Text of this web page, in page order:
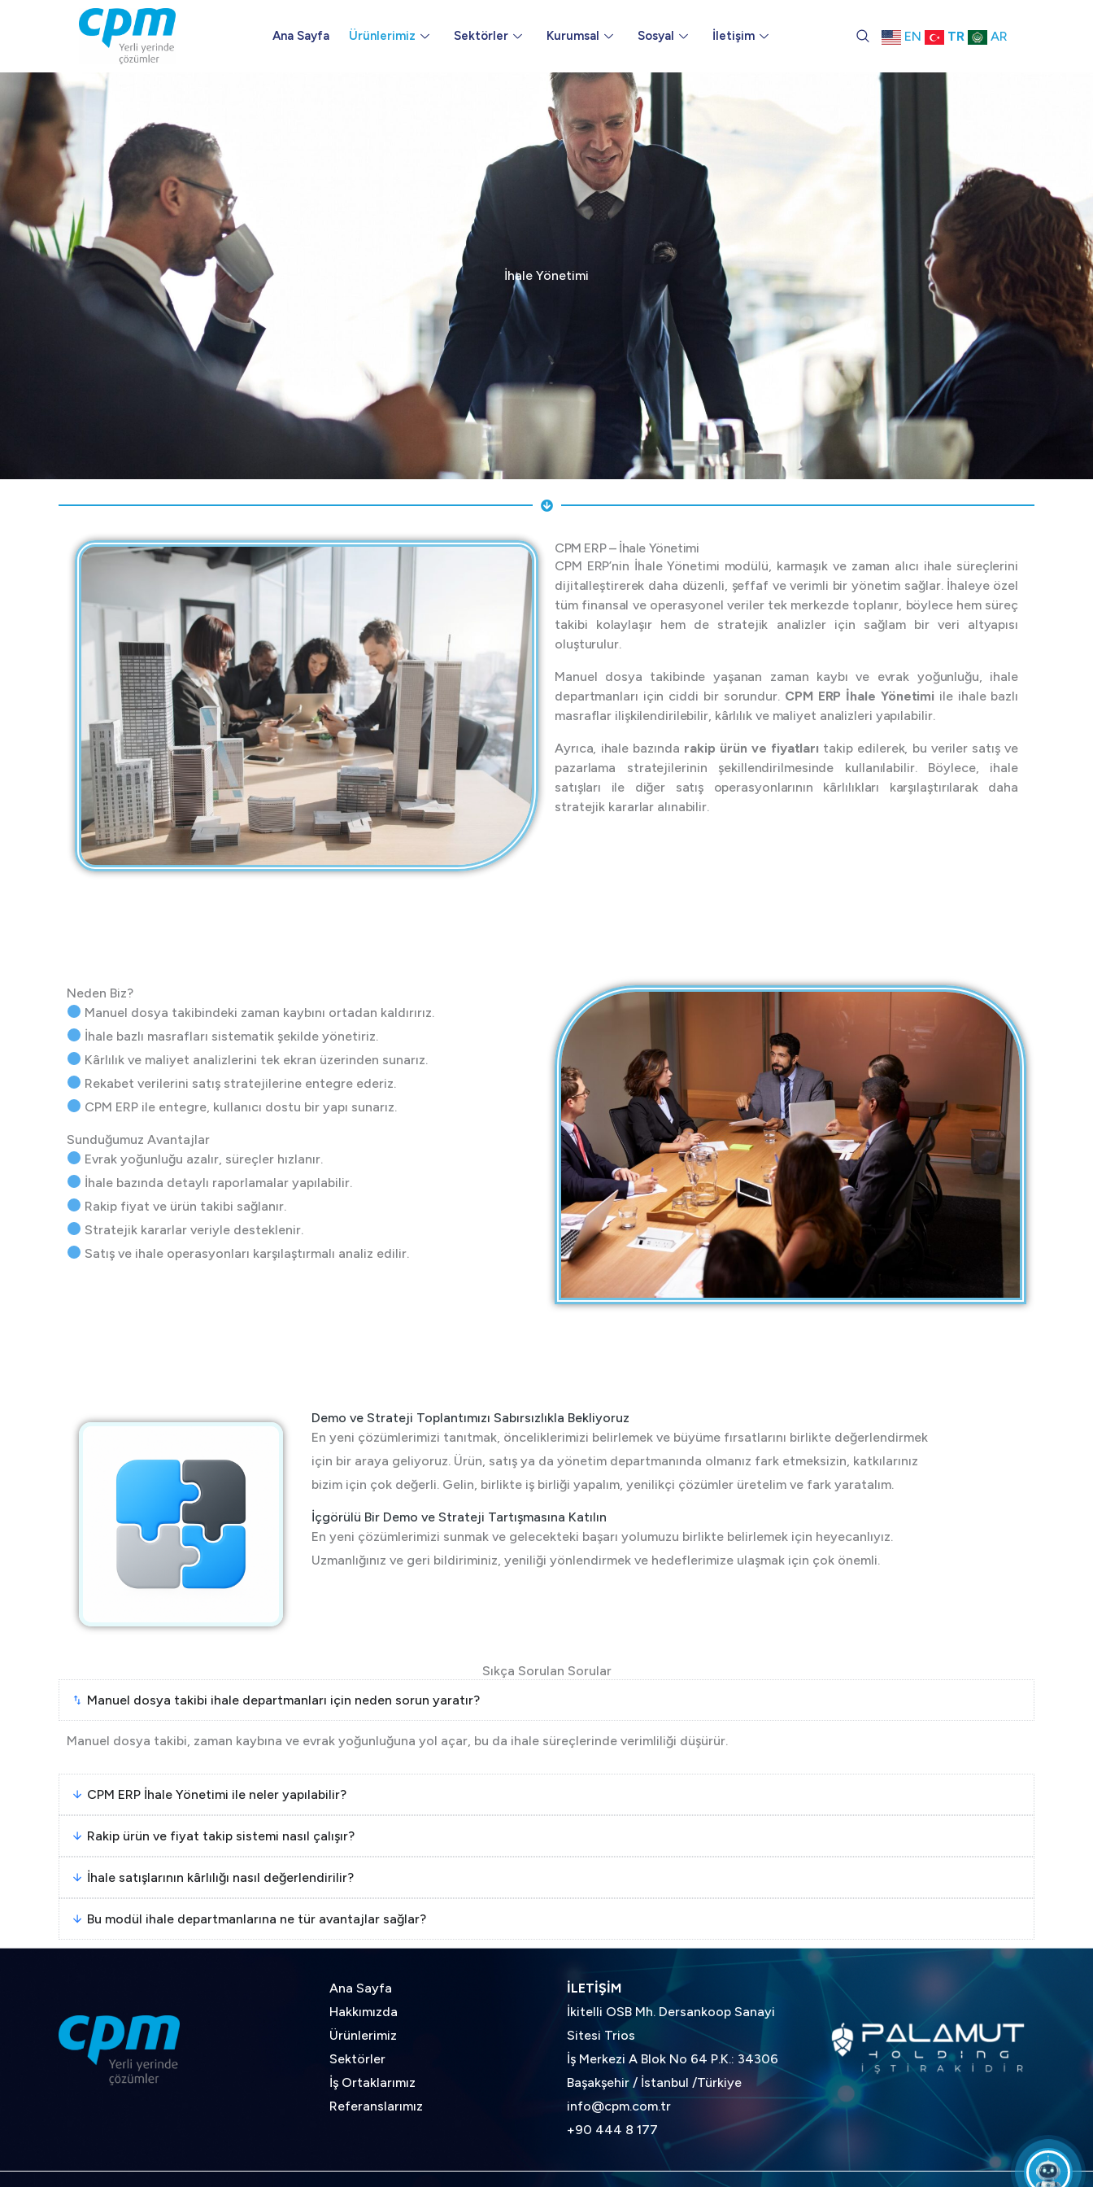
Ana Sayfa Ürünlerimiz Sektörler Kurumsal Sosyal İletişim EN TR AR
İhale Yönetimi
CPM ERP – İhale Yönetimi
CPM ERP’nin İhale Yönetimi modülü, karmaşık ve zaman alıcı ihale süreçlerini
dijitalleştirerek daha düzenli, şeffaf ve verimli bir yönetim sağlar. İhaleye özel
tüm finansal ve operasyonel veriler tek merkezde toplanır, böylece hem süreç
takibi kolaylaşır hem de stratejik analizler için sağlam bir veri altyapısı
oluşturulur.
Manuel dosya takibinde yaşanan zaman kaybı ve evrak yoğunluğu, ihale
departmanları için ciddi bir sorundur. CPM ERP İhale Yönetimi ile ihale bazlı
masraflar ilişkilendirilebilir, kârlılık ve maliyet analizleri yapılabilir.
Ayrıca, ihale bazında rakip ürün ve fiyatları takip edilerek, bu veriler satış ve
pazarlama stratejilerinin şekillendirilmesinde kullanılabilir. Böylece, ihale
satışları ile diğer satış operasyonlarının kârlılıkları karşılaştırılarak daha
stratejik kararlar alınabilir.
Neden Biz?
Manuel dosya takibindeki zaman kaybını ortadan kaldırırız.
İhale bazlı masrafları sistematik şekilde yönetiriz.
Kârlılık ve maliyet analizlerini tek ekran üzerinden sunarız.
Rekabet verilerini satış stratejilerine entegre ederiz.
CPM ERP ile entegre, kullanıcı dostu bir yapı sunarız.
Sunduğumuz Avantajlar
Evrak yoğunluğu azalır, süreçler hızlanır.
İhale bazında detaylı raporlamalar yapılabilir.
Rakip fiyat ve ürün takibi sağlanır.
Stratejik kararlar veriyle desteklenir.
Satış ve ihale operasyonları karşılaştırmalı analiz edilir.
Demo ve Strateji Toplantımızı Sabırsızlıkla Bekliyoruz
En yeni çözümlerimizi tanıtmak, önceliklerimizi belirlemek ve büyüme fırsatlarını birlikte değerlendirmek
için bir araya geliyoruz. Ürün, satış ya da yönetim departmanında olmanız fark etmeksizin, katkılarınız
bizim için çok değerli. Gelin, birlikte iş birliği yapalım, yenilikçi çözümler üretelim ve fark yaratalım.
İçgörülü Bir Demo ve Strateji Tartışmasına Katılın
En yeni çözümlerimizi sunmak ve gelecekteki başarı yolumuzu birlikte belirlemek için heyecanlıyız.
Uzmanlığınız ve geri bildiriminiz, yeniliği yönlendirmek ve hedeflerimize ulaşmak için çok önemli.
Sıkça Sorulan Sorular
Manuel dosya takibi ihale departmanları için neden sorun yaratır?
Manuel dosya takibi, zaman kaybına ve evrak yoğunluğuna yol açar, bu da ihale süreçlerinde verimliliği düşürür.
CPM ERP İhale Yönetimi ile neler yapılabilir?
Rakip ürün ve fiyat takip sistemi nasıl çalışır?
İhale satışlarının kârlılığı nasıl değerlendirilir?
Bu modül ihale departmanlarına ne tür avantajlar sağlar?
Ana Sayfa
Hakkımızda
Ürünlerimiz
Sektörler
İş Ortaklarımız
Referanslarımız
İLETİŞİM
İkitelli OSB Mh. Dersankoop Sanayi
Sitesi Trios
İş Merkezi A Blok No 64 P.K.: 34306
Başakşehir / İstanbul /Türkiye
info@cpm.com.tr
+90 444 8 177